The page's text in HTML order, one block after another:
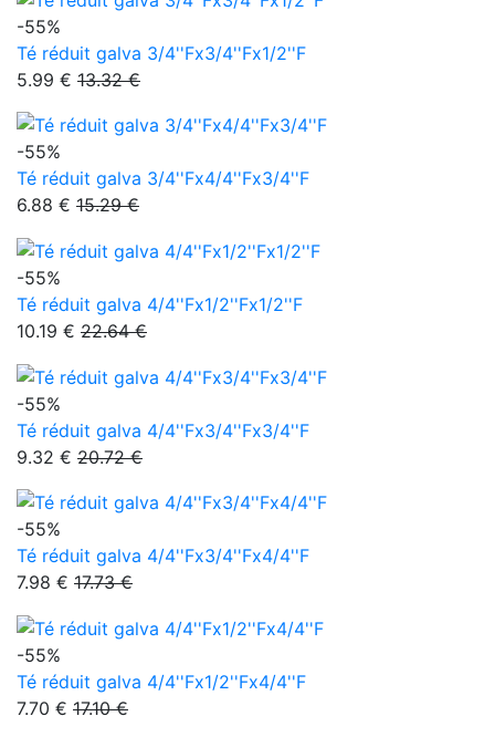
-55%
Té réduit galva 3/4''Fx3/4''Fx1/2''F
5.99 € 13.32 €
-55%
Té réduit galva 3/4''Fx4/4''Fx3/4''F
6.88 € 15.29 €
-55%
Té réduit galva 4/4''Fx1/2''Fx1/2''F
10.19 € 22.64 €
-55%
Té réduit galva 4/4''Fx3/4''Fx3/4''F
9.32 € 20.72 €
-55%
Té réduit galva 4/4''Fx3/4''Fx4/4''F
7.98 € 17.73 €
-55%
Té réduit galva 4/4''Fx1/2''Fx4/4''F
7.70 € 17.10 €